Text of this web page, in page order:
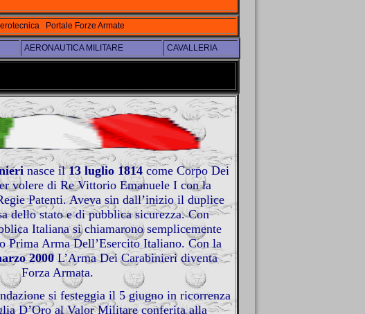
Portale Forze Armate
AERONAUTICA MILITARE CAVALLERIA
nasce il13 luglio 1814come Corpo Dei
volere di Re Vittorio Emanuele I con la
Patenti. Aveva sin dall’inizio il duplice
dello stato e di pubblica sicurezza. Con
Italiana si chiamarono semplicemente
Prima Arma Dell’Esercito Italiano. Con la
2000L’Arma Dei Carabinieri diventa
Forza Armata.
si festeggia il 5 giugno in ricorrenza
D’Oro al Valor Militare conferita alla